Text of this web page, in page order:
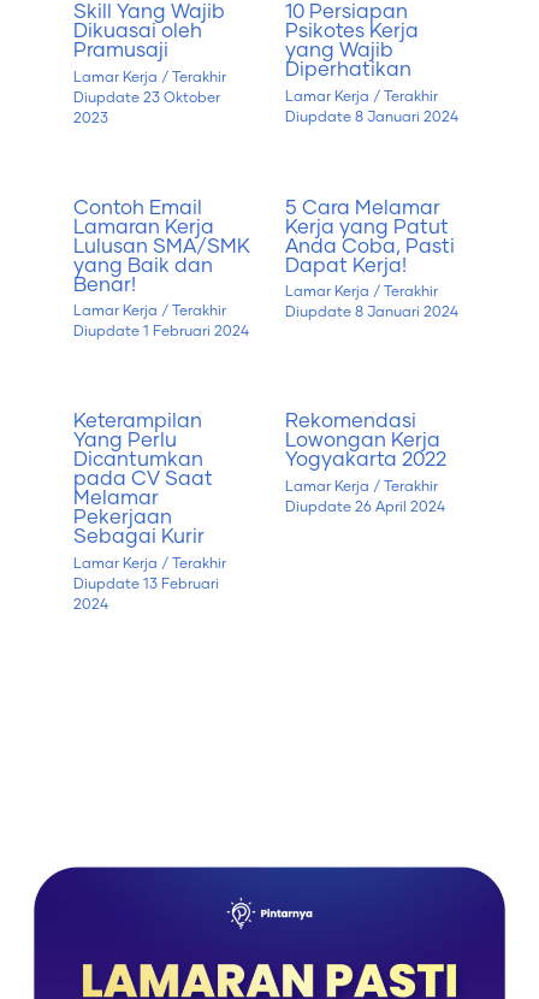
Skill Yang Wajib
Dikuasai oleh
Pramusaji
Lamar Kerja / Terakhir
Diupdate 23 Oktober
2023
10 Persiapan
Psikotes Kerja
yang Wajib
Diperhatikan
Lamar Kerja / Terakhir
Diupdate8 Januari 2024
Contoh Email
Lamaran Kerja
Lulusan SMA/SMK
yang Baik dan
Benar!
Lamar Kerja / Terakhir
Diupdate 1 Februari 2024
5 Cara Melamar
Kerja yang Patut
Anda Coba, Pasti
Dapat Kerja!
Lamar Kerja / Terakhir
Diupdate8 Januari 2024
Keterampilan
Yang Perlu
Dicantumkan
pada CV Saat
Melamar
Pekerjaan
Sebagai Kurir
Lamar Kerja / Terakhir
Diupdate 13 Februari
2024
Rekomendasi
Lowongan Kerja
Yogyakarta 2022
Lamar Kerja / Terakhir
Diupdate26 April 2024